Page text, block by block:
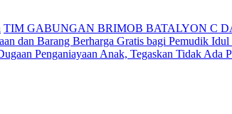
TIM GABUNGAN BRIMOB BATALYON C
dan Barang Berharga Gratis bagi Pemudik
Penganiayaan Anak, Tegaskan Tidak Ada